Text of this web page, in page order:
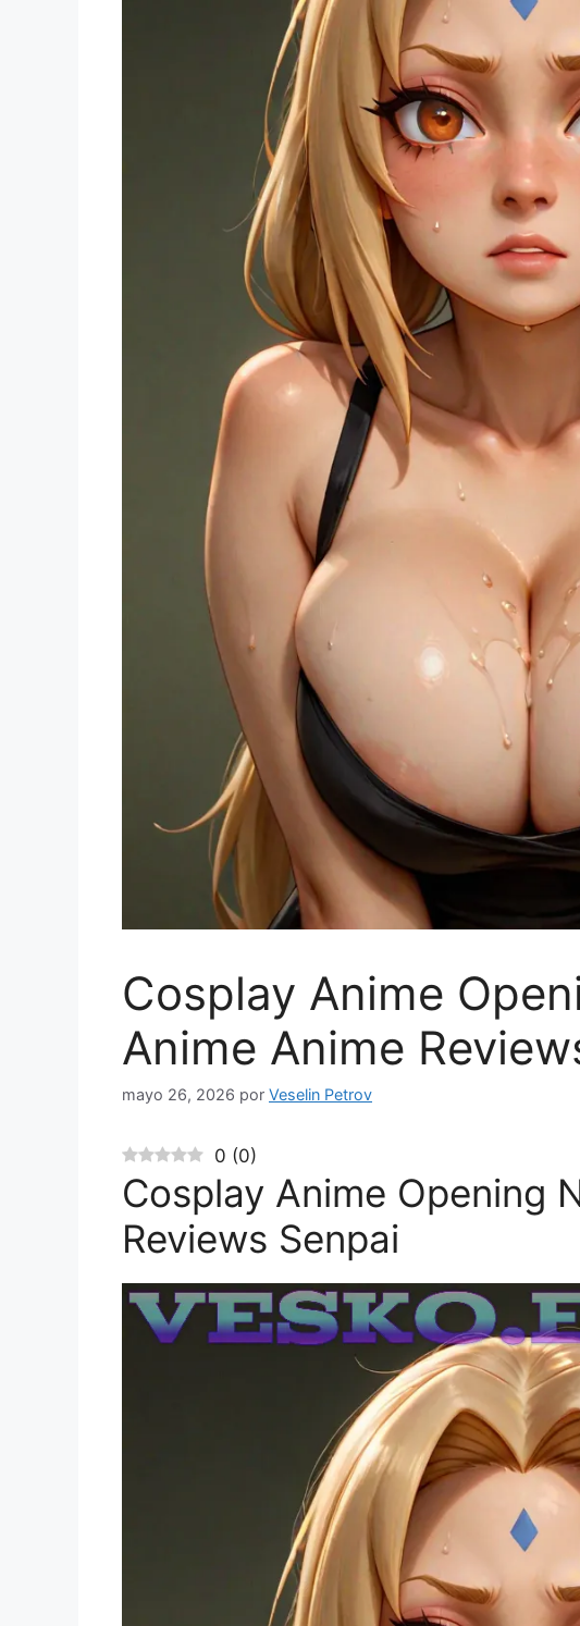
Cosplay Anime
Anime Anime
mayo 26, 2026 por Veselin Petrov
0 (0)
Cosplay Anime Opening
Reviews Senpai